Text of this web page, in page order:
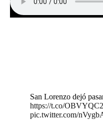
San Lorenzo dejó
https://t.co/
pic.twitter.com/